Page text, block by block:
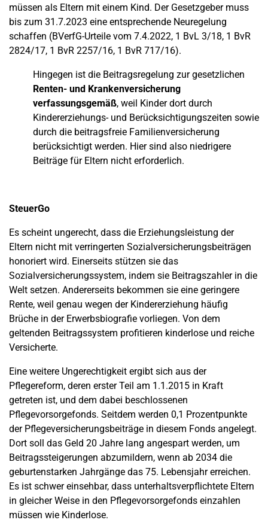
müssen als Eltern mit einem Kind. Der Gesetzgeber muss
bis zum 31.7.2023 eine entsprechende Neuregelung
schaffen (BVerfG-Urteile vom 7.4.2022, 1 BvL 3/18, 1 BvR
2824/17, 1 BvR 2257/16, 1 BvR 717/16).
Hingegen ist die Beitragsregelung zur gesetzlichen
Renten- und Krankenversicherung
verfassungsgemäß, weil Kinder dort durch
Kindererziehungs- und Berücksichtigungszeiten sowie
durch die beitragsfreie Familienversicherung
berücksichtigt werden. Hier sind also niedrigere
Beiträge für Eltern nicht erforderlich.
SteuerGo
Es scheint ungerecht, dass die Erziehungsleistung der
Eltern nicht mit verringerten Sozialversicherungsbeiträgen
honoriert wird. Einerseits stützen sie das
Sozialversicherungssystem, indem sie Beitragszahler in die
Welt setzen. Andererseits bekommen sie eine geringere
Rente, weil genau wegen der Kindererziehung häufig
Brüche in der Erwerbsbiografie vorliegen. Von dem
geltenden Beitragssystem profitieren kinderlose und reiche
Versicherte.
Eine weitere Ungerechtigkeit ergibt sich aus der
Pflegereform, deren erster Teil am 1.1.2015 in Kraft
getreten ist, und dem dabei beschlossenen
Pflegevorsorgefonds. Seitdem werden 0,1 Prozentpunkte
der Pflegeversicherungsbeiträge in diesem Fonds angelegt.
Dort soll das Geld 20 Jahre lang angespart werden, um
Beitragssteigerungen abzumildern, wenn ab 2034 die
geburtenstarken Jahrgänge das 75. Lebensjahr erreichen.
Es ist schwer einsehbar, dass unterhaltsverpflichtete Eltern
in gleicher Weise in den Pflegevorsorgefonds einzahlen
müssen wie Kinderlose.